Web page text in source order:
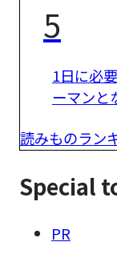
5
1日に必
ーマンと
読みものラン
Special
PR